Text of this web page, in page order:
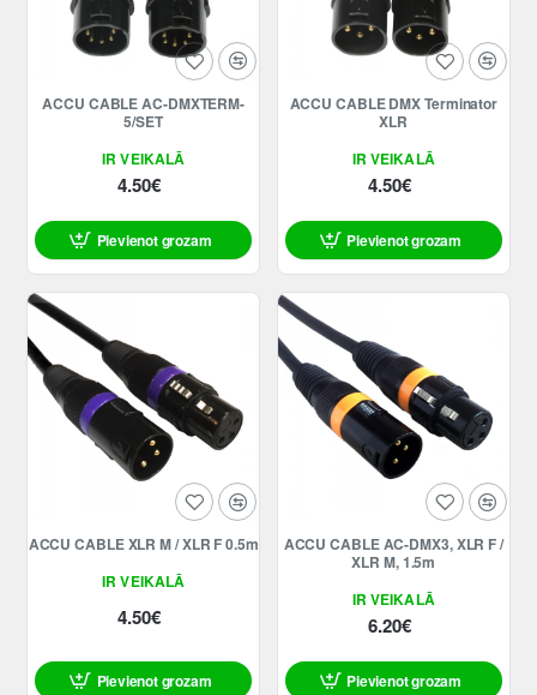
IR VEIKALĀ
ACCU CABLE AC-DMXTERM-
5/SET
4.50€
Pievienot grozam
IR VEIKALĀ
ACCU CABLE DMX Terminator
XLR
4.50€
Pievienot grozam
IR VEIKALĀ
ACCU CABLE XLR M / XLR F 0.5m
4.50€
Pievienot grozam
IR VEIKALĀ
ACCU CABLE AC-DMX3, XLR F /
XLR M, 1.5m
6.20€
Pievienot grozam